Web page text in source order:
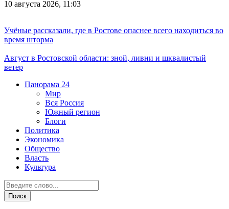
10 августа 2026, 11:03
Учёные рассказали, где в Ростове опаснее всего находиться во
время шторма
Август в Ростовской области: зной, ливни и шквалистый
ветер
Панорама 24
Мир
Вся Россия
Южный регион
Блоги
Политика
Экономика
Общество
Власть
Культура